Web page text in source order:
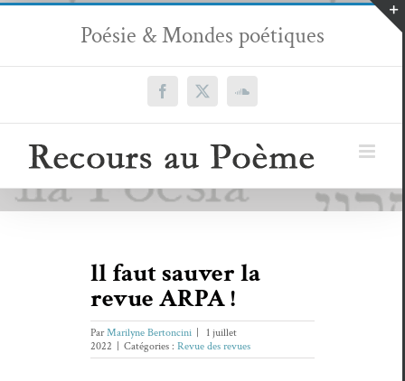
Passer
contenu
Poésie & Mondes poétiques
Facebook
X SoundCloud
ll faut sauver la
revue ARPA !
ParMarilyne Bertoncini
1 juillet
2022
Catégories : Revue des revues